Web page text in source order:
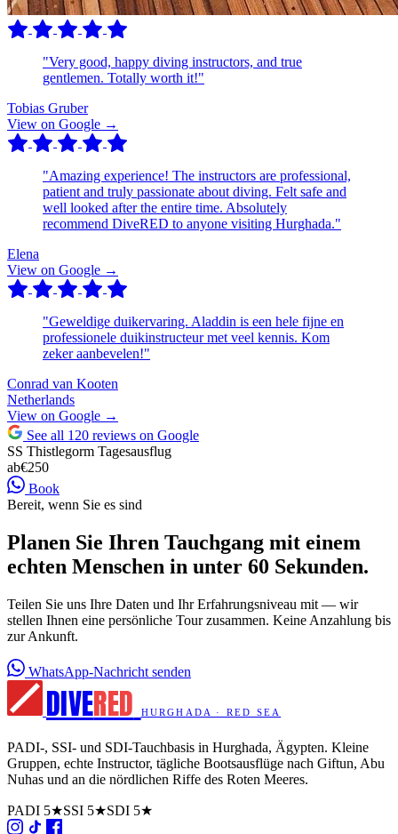
"Very good, happy diving instructors, and true
gentlemen. Totally worth it!"
Tobias Gruber
View on Google →
"Amazing experience! The instructors are professional,
patient and truly passionate about diving. Felt safe and
well looked after the entire time. Absolutely
recommend DiveRED to anyone visiting Hurghada."
Elena
View on Google →
"Geweldige duikervaring. Aladdin is een hele fijne en
professionele duikinstructeur met veel kennis. Kom
zeker aanbevelen!"
Conrad van Kooten
Netherlands
View on Google →
See all 120 reviews on Google
SS Thistlegorm Tagesausflug
ab€250
Book
Bereit, wenn Sie es sind
Planen Sie Ihren Tauchgang mit einem
echten Menschen in unter 60 Sekunden.
Teilen Sie uns Ihre Daten und Ihr Erfahrungsniveau mit — wir
stellen Ihnen eine persönliche Tour zusammen. Keine Anzahlung bis
zur Ankunft.
WhatsApp-Nachricht senden
DIVERED HURGHADA · RED SEA
PADI-, SSI- und SDI-Tauchbasis in Hurghada, Ägypten. Kleine
Gruppen, echte Instructor, tägliche Bootsausflüge nach Giftun, Abu
Nuhas und an die nördlichen Riffe des Roten Meeres.
PADI 5★SSI 5★SDI 5★